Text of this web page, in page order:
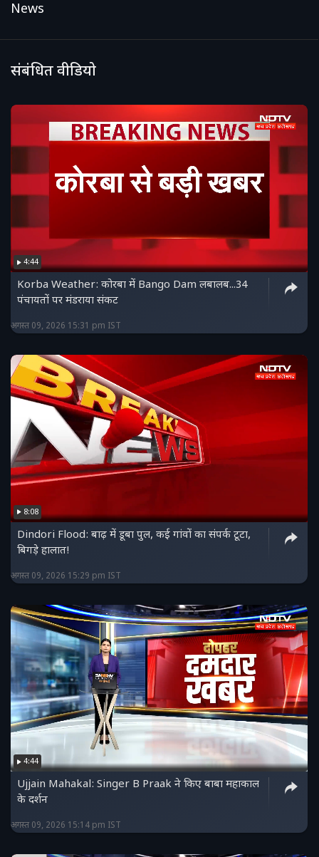
News
संबंधित वीडियो
4:44
Korba Weather: कोरबा में Bango Dam लबालब...34
पंचायतों पर मंडराया संकट
अगस्त 09, 2026 15:31 pm IST
8:08
Dindori Flood: बाढ़ में डूबा पुल, कई गांवों का संपर्क टूटा,
बिगड़े हालात!
अगस्त 09, 2026 15:29 pm IST
4:44
Ujjain Mahakal: Singer B Praak ने किए बाबा महाकाल
के दर्शन
अगस्त 09, 2026 15:14 pm IST